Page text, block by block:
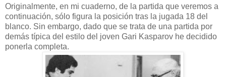
Originalmente, en mi cuaderno, de la partida que veremos a
continuación, sólo figura la posición tras la jugada 18 del
blanco. Sin embargo, dado que se trata de una partida por
demás típica del estilo del joven Gari Kasparov he decidido
ponerla completa.